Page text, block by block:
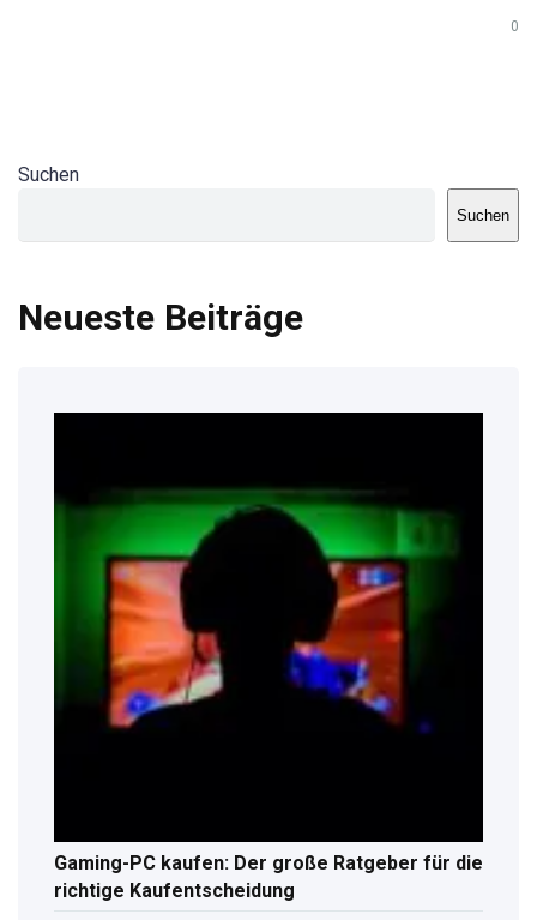
0
Suchen
Suchen
Neueste Beiträge
Gaming-PC kaufen: Der große Ratgeber für die
richtige Kaufentscheidung